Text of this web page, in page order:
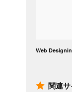
Web
関連サ